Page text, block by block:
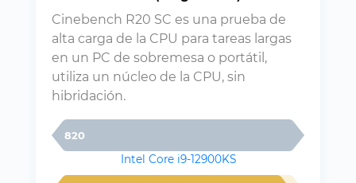
Cinebench R20 SC es una prueba de
alta carga de la CPU para tareas largas
en un PC de sobremesa o portátil,
utiliza un núcleo de la CPU, sin
hibridación.
820
Intel Core i9-12900KS